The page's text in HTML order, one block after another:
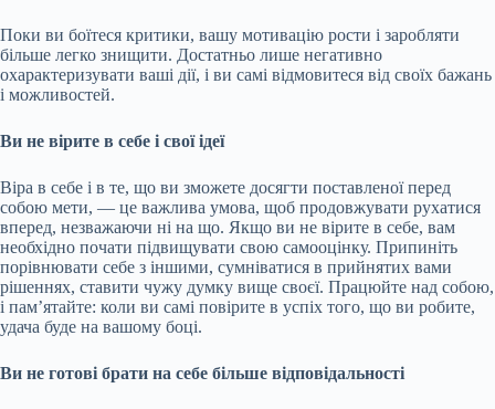
Поки ви боїтеся критики, вашу мотивацію рости і заробляти
більше легко знищити. Достатньо лише негативно
охарактеризувати ваші дії, і ви самі відмовитеся від своїх бажань
і можливостей.
Ви не вірите в себе і свої ідеї
Віра в себе і в те, що ви зможете досягти поставленої перед
собою мети, — це важлива умова, щоб продовжувати рухатися
вперед, незважаючи ні на що. Якщо ви не вірите в себе, вам
необхідно почати підвищувати свою самооцінку. Припиніть
порівнювати себе з іншими, сумніватися в прийнятих вами
рішеннях, ставити чужу думку вище своєї. Працюйте над собою,
і пам’ятайте: коли ви самі повірите в успіх того, що ви робите,
удача буде на вашому боці.
Ви не готові брати на себе більше відповідальності